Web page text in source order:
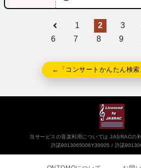
1 2 3
6
7 8 9
←「コンサートかんたん検索
当サービスの音楽利用については JASRACの
許諾9013065006Y30005
許諾